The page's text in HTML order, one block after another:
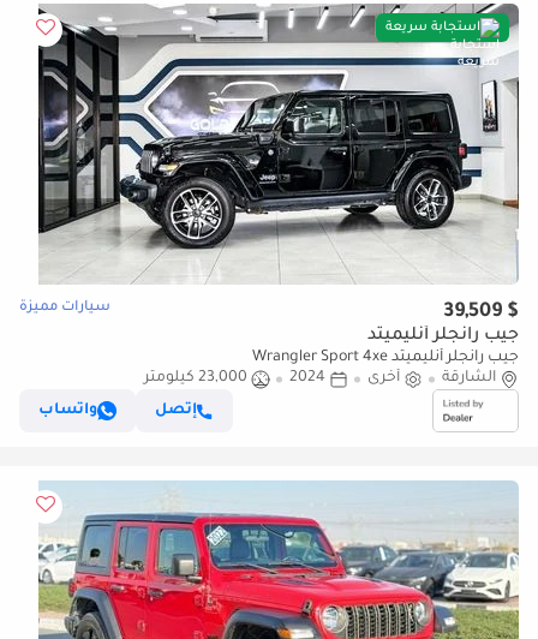
استجابة سريعة
$ 39,509 سيارات مميزة
جيب رانجلر أنليميتد
جيب رانجلر أنليميتد Wrangler Sport 4xe
الشارقة
أخرى 2024
23,000 كيلومتر
إتصل
واتساب